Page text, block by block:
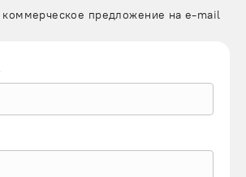
предложение на e-mail